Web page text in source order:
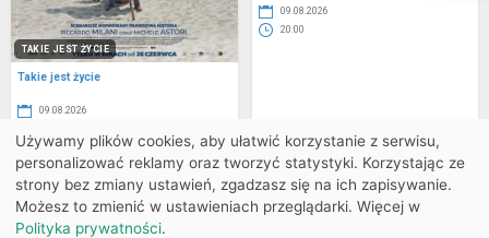
TAKIE JEST ŻYCIE
Takie jest życie
09.08.2026
09.08.2026
20:00
Powrót do listy
Używamy plików cookies, aby ułatwić korzystanie z serwisu,
personalizować reklamy oraz tworzyć statystyki. Korzystając ze
strony bez zmiany ustawień, zgadzasz się na ich zapisywanie.
Możesz to zmienić w ustawieniach przeglądarki. Więcej w
Polityka prywatności.